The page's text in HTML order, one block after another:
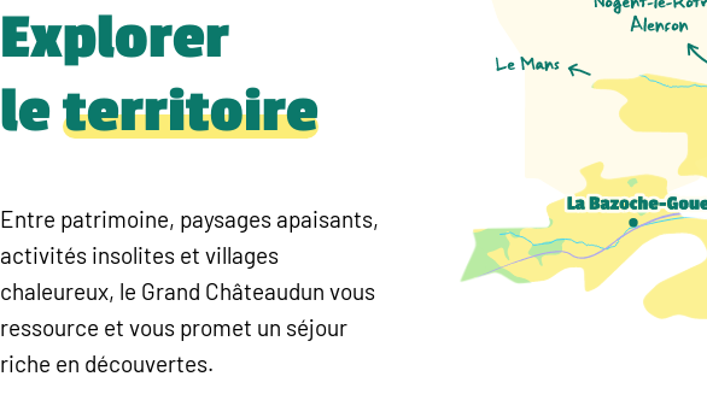
Explorer
leterritoire
Entre patrimoine, paysages apaisants,
activités insolites et villages
chaleureux, le Grand Châteaudun vous
ressource et vous promet un séjour
riche en découvertes.